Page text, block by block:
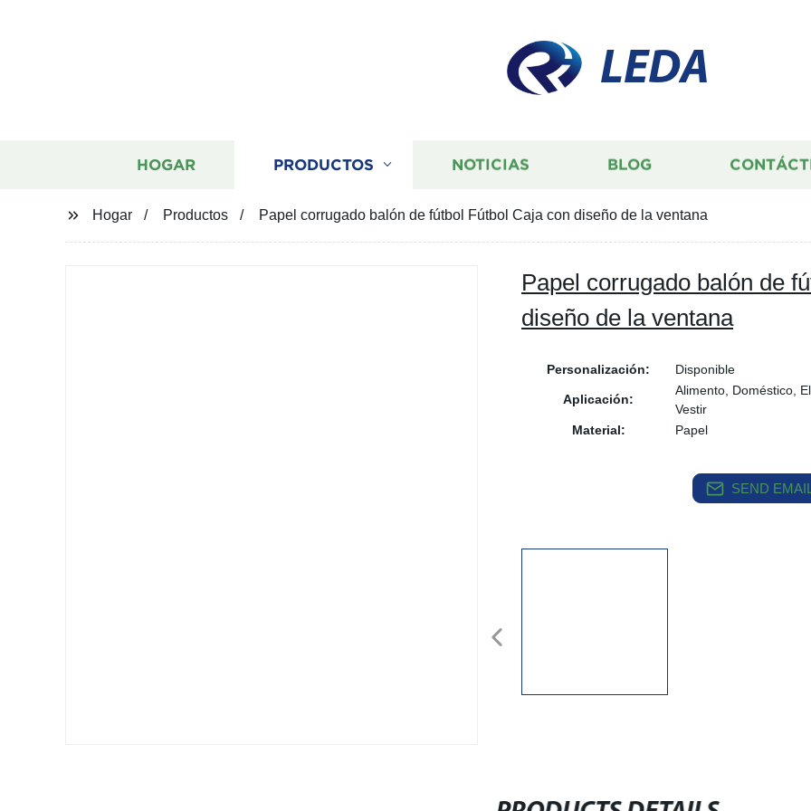
LEDA
HOGAR PRODUCTOS NOTICIAS BLOG
Hogar Productos Papel corrugado balón de fútbol Fútbol Caja con diseño de la ventana
Papel corrugado balón de
diseño de la ventana
Personalización: Disponible
Aplicación:
Alimento, Doméstico,
Vestir
Material:
Papel
SEND